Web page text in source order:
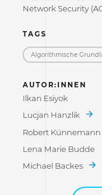
Network Security
TAGS
Algorithmische
AUTOR:INNEN
Ilkan Esiyok
Lucjan Hanzlik
Robert Künnemann
Lena Marie Budde
Michael Backes